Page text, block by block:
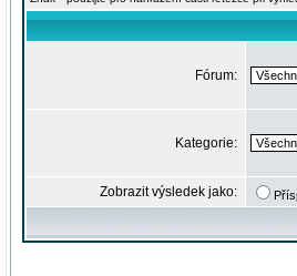
Fórum:
Kategorie:
Zobrazit výsledek jako: